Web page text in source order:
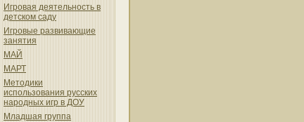
Игровая деятельность в
детском саду
Игровые развивающие
занятия
МАЙ
МАРТ
Методики
использования русских
народных игр в ДОУ
Младшая группа